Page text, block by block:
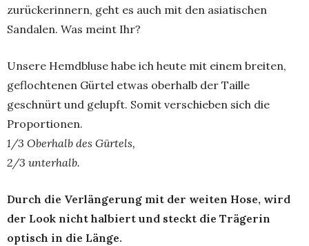
zurückerinnern, geht es auch mit den asiatischen
Sandalen. Was meint Ihr?
Unsere Hemdbluse habe ich heute mit einem breiten,
geflochtenen Gürtel etwas oberhalb der Taille
geschnürt und gelupft. Somit verschieben sich die
Proportionen.
1/3 Oberhalb des Gürtels,
2/3 unterhalb.
Durch die Verlängerung mit der weiten Hose, wird
der Look nicht halbiert und steckt die Trägerin
optisch in die Länge.